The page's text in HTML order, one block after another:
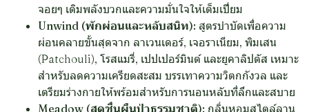
จอยๆ เติมพลังบวกและความมั่นใจให้เต็มเปี่ยม
Unwind (พักผ่อนและหลับสนิท): สูตรบำบัดเพื่อความ
ผ่อนคลายขั้นสุดจาก ลาเวนเดอร์, เจอราเนียม, พิมเสน
(Patchouli), โรสแมรี่, เปปเปอร์มินต์ และยูคาลิปตัส เหมาะ
สำหรับลดความเครียดสะสม บรรเทาความวิตกกังวล และ
เตรียมร่างกายให้พร้อมสำหรับการนอนหลับที่ลึกและสบาย
Meadow (สดชื่นผืนป่าธรรมชาติ): กลิ่นหอมสไตล์ลาน